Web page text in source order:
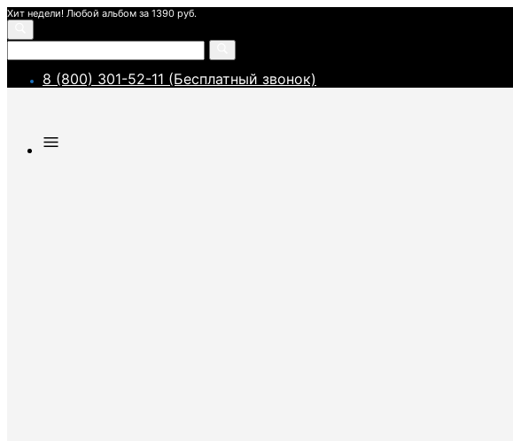
Хит недели! Любой альбом за 1390 руб.
8 (800) 301-52-11 (Бесплатный звонок)